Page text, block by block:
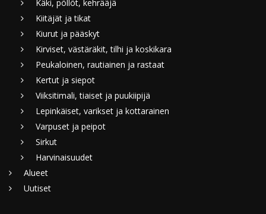
Käki, pöllöt, kehrääjä
Kiitäjät ja tikat
Kiurut ja pääskyt
Kirviset, västäräkit, tilhi ja koskikara
Peukaloinen, rautiainen ja rastaat
Kertut ja siepot
Viiksitimali, tiaiset ja puukiipijä
Lepinkäiset, varikset ja kottarainen
Varpuset ja peipot
Sirkut
Harvinaisuudet
Alueet
Uutiset